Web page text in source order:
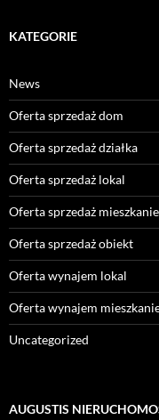
KATEGORIE
News
Oferta sprzedaż dom
Oferta sprzedaż działka
Oferta sprzedaż lokal
Oferta sprzedaż mieszkanie
Oferta sprzedaż obiekt
Oferta wynajem lokal
Oferta wynajem
Uncategorized
AUGUSTIS